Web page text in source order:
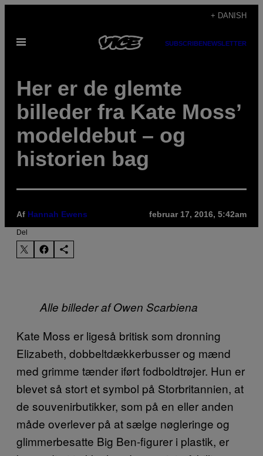
indhold
+ DANISH
Åbn
SUBSCRIBENEWSLETTER
Her er de glemte
billeder fra Kate Moss’
modeldebut – og
historien bag
Af Hannah Ewens februar 17, 2016, 5:42am
Del
Alle billeder af Owen Scarbiena
Kate Moss er ligeså britisk som dronning
Elizabeth, dobbeltdækkerbusser og mænd
med grimme tænder iført fodboldtrøjer. Hun er
blevet så stort et symbol på Storbritannien, at
de souvenirbutikker, som på en eller anden
måde overlever på at sælge nøgleringe og
glimmerbesatte Big Ben-figurer i plastik, er